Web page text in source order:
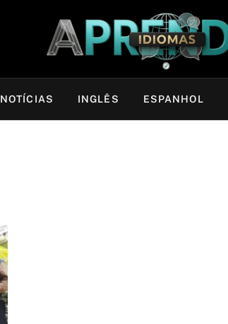
NOTÍCIAS INGLÊS ESPANHOL